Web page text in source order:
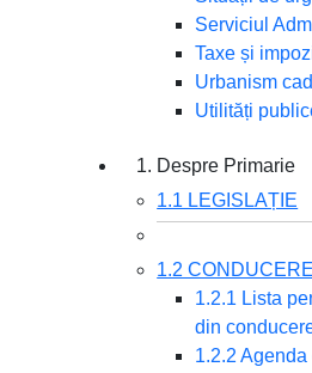
Serviciul
Taxe și
Urbanism
Utilități
1. Despre Primarie
1.1 LEGISLAȚIE
1.2 CONDUCERE
1.2.1 Lista
din
1.2.2